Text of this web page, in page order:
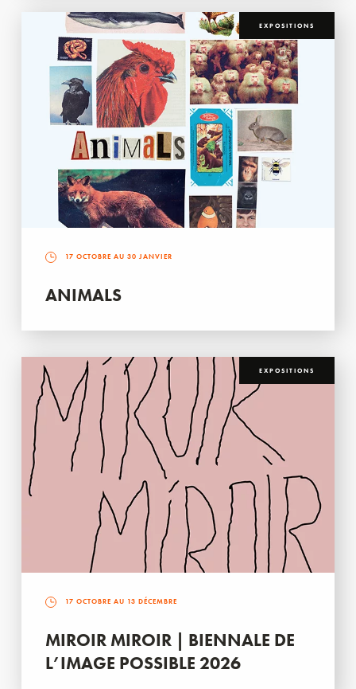
EXPOSITIONS
17 OCTOBRE AU 30 JANVIER
ANIMALS
EXPOSITIONS
17 OCTOBRE AU 13 DÉCEMBRE
MIROIR MIROIR | BIENNALE DE
L’IMAGE POSSIBLE 2026